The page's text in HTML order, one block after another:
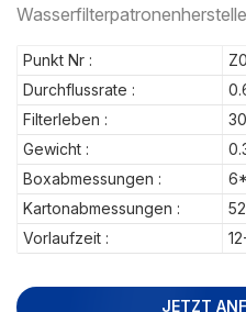
Punkt Nr :
Durchflussrate :
Filterleben :
Gewicht :
Boxabmessungen :
Kartonabmessungen :
Vorlaufzeit :
JETZT